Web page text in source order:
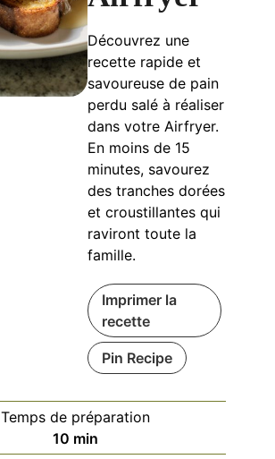
Découvrez une
recette rapide et
savoureuse de pain
perdu salé à réaliser
dans votre Airfryer.
En moins de 15
minutes, savourez
des tranches dorées
et croustillantes qui
raviront toute la
famille.
Imprimer la
recette
Pin Recipe
Temps de préparation
10minutes
min